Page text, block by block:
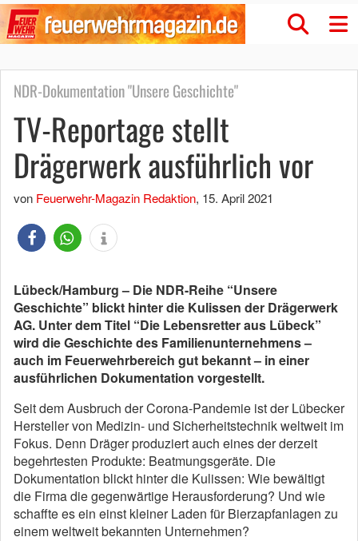
NDR-Dokumentation "Unsere Geschichte"
TV-Reportage stellt
Drägerwerk ausführlich vor
von Feuerwehr-Magazin Redaktion, 15. April 2021
Lübeck/Hamburg – Die NDR-Reihe “Unsere
Geschichte” blickt hinter die Kulissen der Drägerwerk
AG. Unter dem Titel “Die Lebensretter aus Lübeck”
wird die Geschichte des Familienunternehmens –
auch im Feuerwehrbereich gut bekannt – in einer
ausführlichen Dokumentation vorgestellt.
Seit dem Ausbruch der Corona-Pandemie ist der Lübecker
Hersteller von Medizin- und Sicherheitstechnik weltweit im
Fokus. Denn Dräger produziert auch eines der derzeit
begehrtesten Produkte: Beatmungsgeräte. Die
Dokumentation blickt hinter die Kulissen: Wie bewältigt
die Firma die gegenwärtige Herausforderung? Und wie
schaffte es ein einst kleiner Laden für Bierzapfanlagen zu
einem weltweit bekannten Unternehmen?